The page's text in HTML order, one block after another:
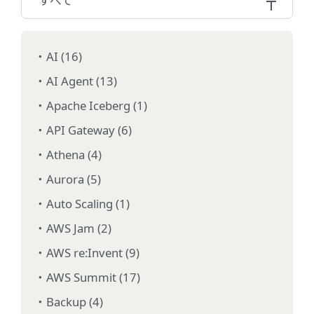
AI (16)
AI Agent (13)
Apache Iceberg (1)
API Gateway (6)
Athena (4)
Aurora (5)
Auto Scaling (1)
AWS Jam (2)
AWS re:Invent (9)
AWS Summit (17)
Backup (4)